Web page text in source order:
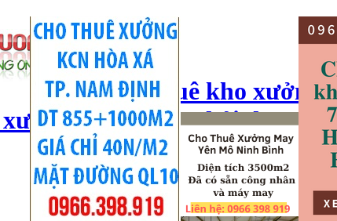
cho thuê kho
kho xưởng hải dương